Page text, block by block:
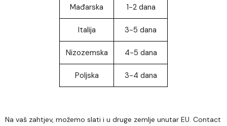
Mađarska 1-2 dana
Italija 3-5 dana
Nizozemska 4-5 dana
Poljska 3-4 dana
Na vaš zahtjev, možemo slati i u druge zemlje unutar EU. Contact